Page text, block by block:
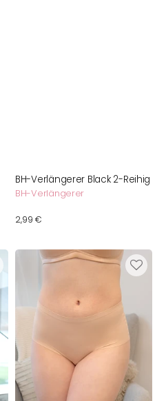
BH-Verlängerer Black 2-Reihig
BH-Verlängerer
Normaler
2,99 €
High-
Invisible
Basic
Cappuccino